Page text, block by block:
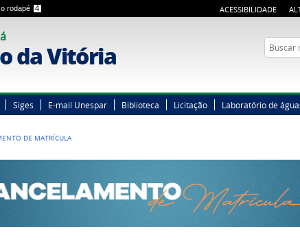
rodapé 4 ACESSIBILIDADE
da Vitória Busca
Siges E-mail Unespar Biblioteca Licitação Laboratório de
DE MATRÍCULA